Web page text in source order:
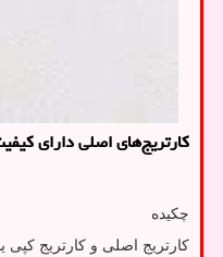
کارتریج‌های اصلی دارای
چکیده
کارتریج اصلی و کارتریج